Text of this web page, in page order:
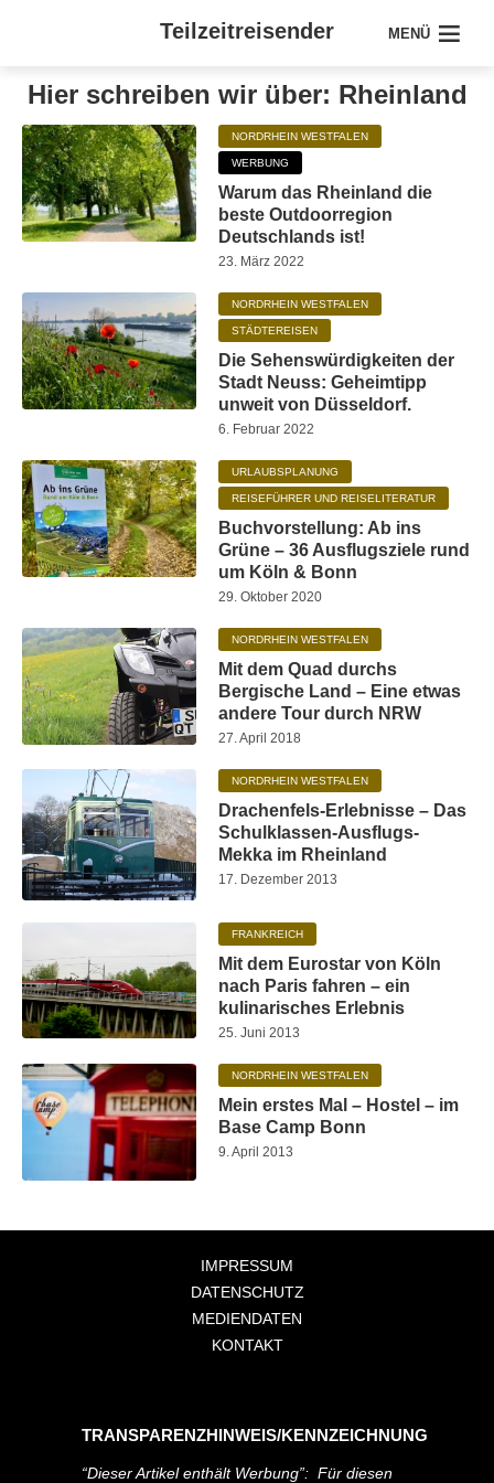
Teilzeitreisender MENÜ
Hier schreiben wir über: Rheinland
NORDRHEIN WESTFALEN
WERBUNG
Warum das Rheinland die
beste Outdoorregion
Deutschlands ist!
23. März 2022
NORDRHEIN WESTFALEN
STÄDTEREISEN
Die Sehenswürdigkeiten der
Stadt Neuss: Geheimtipp
unweit von Düsseldorf.
6. Februar 2022
URLAUBSPLANUNG
REISEFÜHRER UND REISELITERATUR
Buchvorstellung: Ab ins
Grüne – 36 Ausflugsziele rund
um Köln & Bonn
29. Oktober 2020
NORDRHEIN WESTFALEN
Mit dem Quad durchs
Bergische Land – Eine etwas
andere Tour durch NRW
27. April 2018
NORDRHEIN WESTFALEN
Drachenfels-Erlebnisse – Das
Schulklassen-Ausflugs-
Mekka im Rheinland
17. Dezember 2013
FRANKREICH
Mit dem Eurostar von Köln
nach Paris fahren – ein
kulinarisches Erlebnis
25. Juni 2013
NORDRHEIN WESTFALEN
Mein erstes Mal – Hostel – im
Base Camp Bonn
9. April 2013
IMPRESSUM
DATENSCHUTZ
MEDIENDATEN
KONTAKT
TRANSPARENZHINWEIS/KENNZEICHNUNG
“Dieser Artikel enthält Werbung”: Für diesen